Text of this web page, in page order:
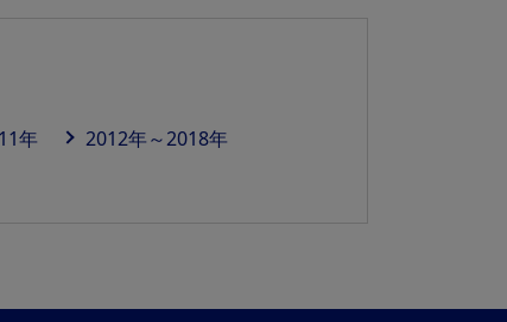
年
2012年～2018年